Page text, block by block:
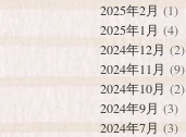
2025年2月 (1)
2025年1月 (4)
2024年12月 (2)
2024年11月 (9)
2024年10月 (2)
2024年9月 (3)
2024年7月 (3)